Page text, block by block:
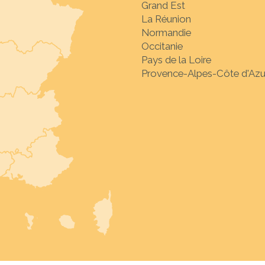
Grand Est
La Réunion
Normandie
Occitanie
Pays de la Loire
Provence-Alpes-Côte